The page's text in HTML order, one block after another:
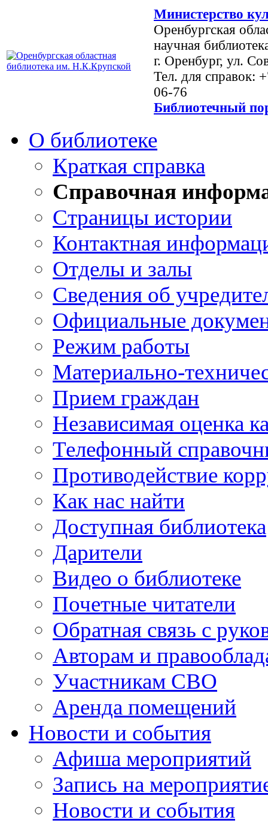
Министерство
Оренбургская
научная
г. Оренбург, ул.
Тел. для справок:
06-76
Библиотечный
О библиотеке
Краткая справка
Справочная
Страницы истории
Контактная
Отделы и залы
Сведения об
Официальные
Режим работы
Материально-
Прием граждан
Независимая оценка
Телефонный
Противодействие
Как нас найти
Доступная библиотека
Дарители
Видео о библиотеке
Почетные читатели
Обратная связь с
Авторам и
Участникам СВО
Аренда помещений
Новости и события
Афиша мероприятий
Запись на
Новости и события